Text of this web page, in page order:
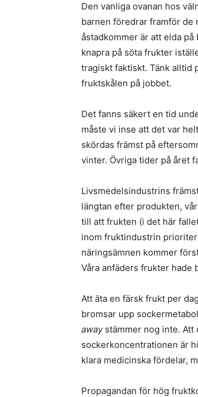
Den vanliga ovanan hos
barnen föredrar framför de
åstadkommer är att elda
knapra på söta frukter
tragiskt faktiskt. Tänk alltid
fruktskålen på jobbet.
Det fanns säkert en tid
måste vi inse att det var
skördas främst på
vinter. Övriga tider på året
Livsmedelsindustrins
längtan efter produkten,
till att frukten (i det här
inom fruktindustrin
näringsämnen kommer
Våra anfäders frukter
Att äta en färsk frukt per
bromsar upp
awaystämmer nog inte. Att
sockerkoncentrationen är
klara medicinska fördelar,
Propagandan för hög